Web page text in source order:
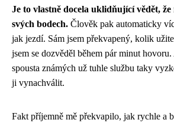
Je to vlastně docela uklidňující vědět, že
svých bodech. Člověk pak automaticky
jak jezdí. Sám jsem překvapený, kolik
jsem se dozvěděl během pár minut hovoru.
spousta známých už tuhle službu taky
ji vynachválit.
Fakt příjemně mě překvapilo, jak rychle a